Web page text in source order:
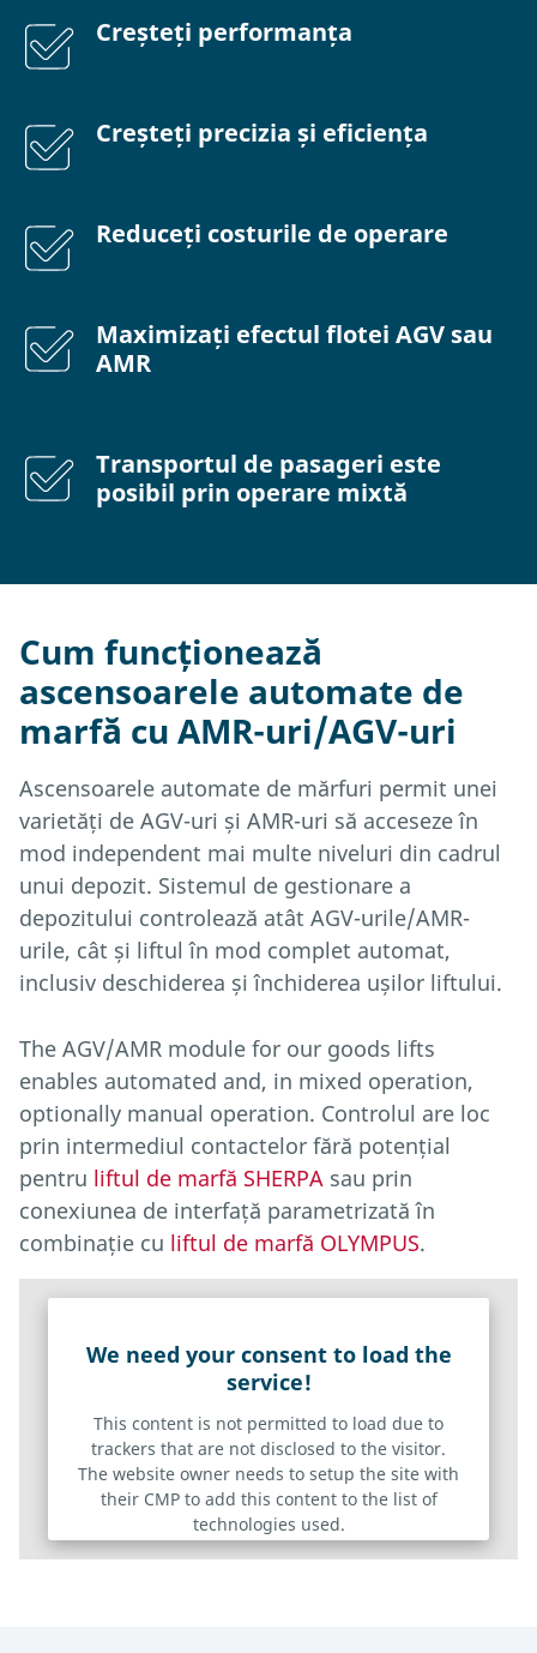
Creșteți performanța
Creșteți precizia și eficiența
Reduceți costurile de operare
Maximizați efectul flotei AGV sau
AMR
Transportul de pasageri este
posibil prin operare mixtă
Cum funcționează
ascensoarele automate de
marfă cu AMR-uri/AGV-uri
Ascensoarele automate de mărfuri permit unei
varietăți de AGV-uri și AMR-uri să acceseze în
mod independent mai multe niveluri din cadrul
unui depozit. Sistemul de gestionare a
depozitului controlează atât AGV-urile/AMR-
urile, cât și liftul în mod complet automat,
inclusiv deschiderea și închiderea ușilor liftului.
The AGV/AMR module for our goods lifts
enables automated and, in mixed operation,
optionally manual operation. Controlul are loc
prin intermediul contactelor fără potențial
pentru liftul de marfă SHERPA sau prin
conexiunea de interfață parametrizată în
combinație cu liftul de marfă OLYMPUS.
We need your consent to load the
service!
This content is not permitted to load due to
trackers that are not disclosed to the visitor.
The website owner needs to setup the site with
their CMP to add this content to the list of
technologies used.